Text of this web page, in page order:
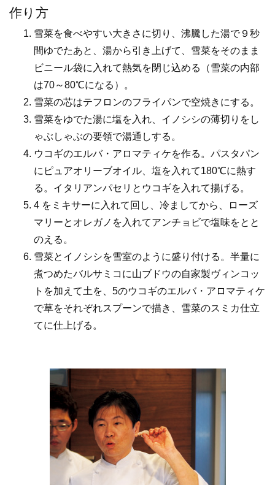
作り方
雪菜を食べやすい大きさに切り、沸騰した湯で９秒
間ゆでたあと、湯から引き上げて、雪菜をそのまま
ビニール袋に入れて熱気を閉じ込める（雪菜の内部
は70～80℃になる）。
雪菜の芯はテフロンのフライパンで空焼きにする。
雪菜をゆでた湯に塩を入れ、イノシシの薄切りをし
ゃぶしゃぶの要領で湯通しする。
ウコギのエルバ・アロマティケを作る。パスタパン
にピュアオリーブオイル、塩を入れて180℃に熱す
る。イタリアンパセリとウコギを入れて揚げる。
4 をミキサーに入れて回し、冷ましてから、ローズ
マリーとオレガノを入れてアンチョビで塩味をとと
のえる。
雪菜とイノシシを雪室のように盛り付ける。半量に
煮つめたバルサミコに山ブドウの自家製ヴィンコッ
トを加えて土を、5のウコギのエルバ・アロマティケ
で草をそれぞれスプーンで描き、雪菜のスミカ仕立
てに仕上げる。